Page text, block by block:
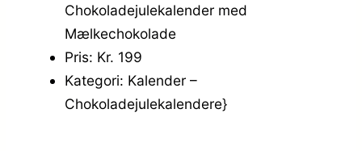
Chokoladejulekalender med
Mælkechokolade
Pris: Kr. 199
Kategori: Kalender –
Chokoladejulekalendere}